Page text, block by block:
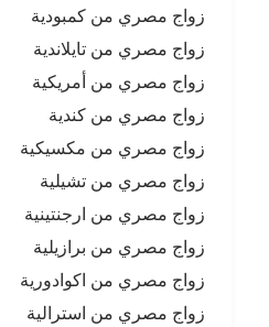
زواج مصري من كمبودية
زواج مصري من تايلاندية
زواج مصري من أمريكية
زواج مصري من كندية
زواج مصري من مكسيكية
زواج مصري من تشيلية
زواج مصري من ارجنتينية
زواج مصري من برازيلية
زواج مصري من اكوادورية
زواج مصري من استرالية